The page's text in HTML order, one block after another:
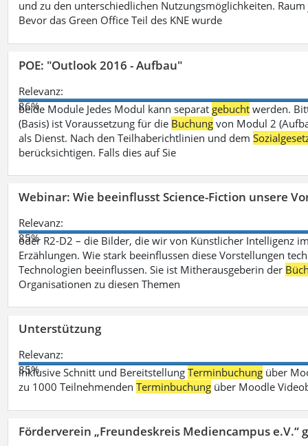
und zu den unterschiedlichen Nutzungsmöglichkeiten.
Bevor das Green Office Teil des KNE wurde
POE: "Outlook 2016 - Aufbau"
Relevanz:
86%
beide Module Jedes Modul kann separat gebucht werden.
(Basis) ist Voraussetzung für die Buchung von Modul 2
als Dienst. Nach den Teilhaberichtlinien und dem
berücksichtigen. Falls dies auf Sie
Webinar: Wie beeinflusst Science-Fiction unsere
Relevanz:
85%
oder R2-D2 – die Bilder, die wir von Künstlicher Intelligenz
Erzählungen. Wie stark beeinflussen diese Vorstellungen
Technologien beeinflussen. Sie ist Mitherausgeberin der
Organisationen zu diesen Themen
Unterstützung
Relevanz:
85%
inklusive Schnitt und BereitstellungTerminbuchung über
zu 1000 TeilnehmendenTerminbuchung über Moodle
Förderverein „Freundeskreis Mediencampus e.V.“